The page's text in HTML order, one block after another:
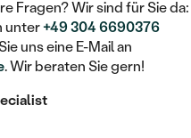
ZUM
EINFASSEN
Fragen? Wir sind für Sie da:
unter+49 304 6690376
uns eine E-Mail an
. Wir beraten Sie gern!